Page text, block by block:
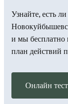
Узнайте, есть
и мы
план действий
Онлайн